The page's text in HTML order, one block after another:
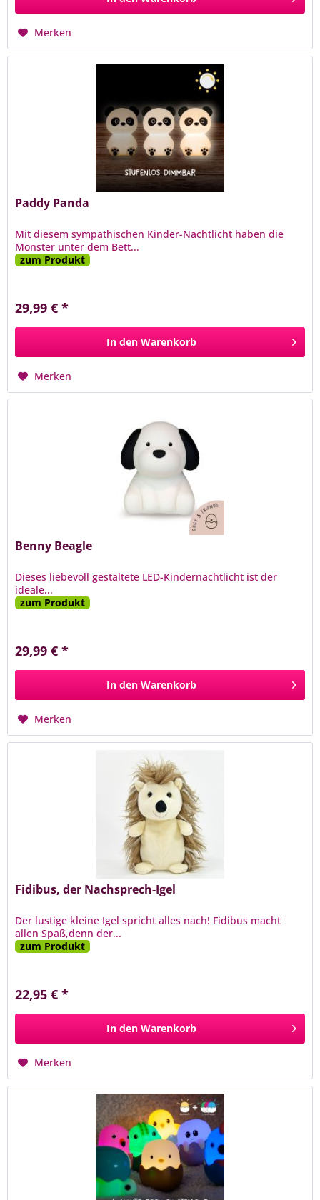
Merken
Paddy Panda
Mit diesem sympathischen Kinder-Nachtlicht haben die
Monster unter dem Bett...
zum Produkt
29,99 € *
In den Warenkorb
Merken
Benny Beagle
Dieses liebevoll gestaltete LED-Kindernachtlicht ist der
ideale...
zum Produkt
29,99 € *
In den Warenkorb
Merken
Fidibus, der Nachsprech-Igel
Der lustige kleine Igel spricht alles nach! Fidibus macht
allen Spaß,denn der...
zum Produkt
22,95 € *
In den Warenkorb
Merken